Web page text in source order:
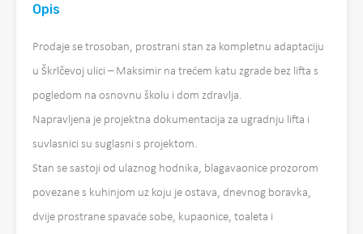
Opis
Prodaje se trosoban, prostrani stan za kompletnu adaptaciju
u Škrlčevoj ulici – Maksimir na trećem katu zgrade bez lifta s
pogledom na osnovnu školu i dom zdravlja.
Napravljena je projektna dokumentacija za ugradnju lifta i
suvlasnici su suglasni s projektom.
Stan se sastoji od ulaznog hodnika, blagavaonice prozorom
povezane s kuhinjom uz koju je ostava, dnevnog boravka,
dvije prostrane spavaće sobe, kupaonice, toaleta i